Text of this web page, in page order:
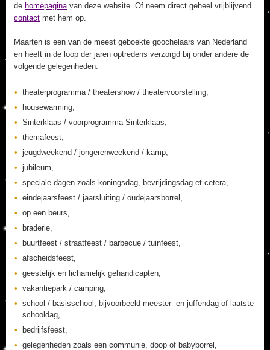
de homepaginavan deze website. Of neem direct geheel vrijblijvend
contact met hem op.
Maarten is een van de meest geboekte goochelaars van Nederland
en heeft in de loop der jaren optredens verzorgd bij onder andere de
volgende gelegenheden:
theaterprogramma / theatershow / theatervoorstelling,
housewarming,
Sinterklaas / voorprogramma Sinterklaas,
themafeest,
jeugdweekend / jongerenweekend / kamp,
jubileum,
speciale dagen zoals koningsdag, bevrijdingsdag et cetera,
eindejaarsfeest / jaarsluiting / oudejaarsborrel,
op een beurs,
braderie,
buurtfeest / straatfeest / barbecue / tuinfeest,
afscheidsfeest,
geestelijk en lichamelijk gehandicapten,
vakantiepark / camping,
school / basisschool, bijvoorbeeld meester- en juffendag of laatste
schooldag,
bedrijfsfeest,
gelegenheden zoals een communie, doop of babyborrel,